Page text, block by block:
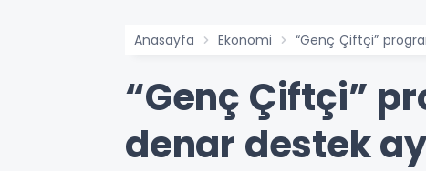
Anasayfa Ekonomi “Genç Çiftçi”
“Genç Çiftçi”
denar destek